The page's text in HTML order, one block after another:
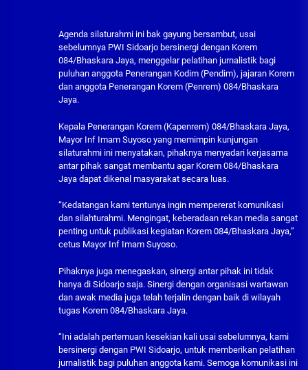
Agenda silaturahmi ini bak gayung bersambut, usai
sebelumnya PWI Sidoarjo bersinergi dengan Korem
084/Bhaskara Jaya, menggelar pelatihan jurnalistik bagi
puluhan anggota Penerangan Kodim (Pendim), jajaran Korem
dan anggota Penerangan Korem (Penrem) 084/Bhaskara
Jaya.
Kepala Penerangan Korem (Kapenrem) 084/Bhaskara Jaya,
Mayor Inf Imam Suyoso yang memimpin kunjungan
silaturahmi ini menyatakan, pihaknya menyadari kerjasama
antar pihak sangat membantu agar Korem 084/Bhaskara
Jaya dapat dikenal masyarakat secara luas.
“Kedatangan kami tentunya ingin mempererat komunikasi
dan silahturahmi. Mengingat, keberadaan rekan media sangat
penting untuk publikasi kegiatan Korem 084/Bhaskara Jaya,”
cetus Mayor Inf Imam Suyoso.
Pihaknya juga menegaskan, sinergi antar pihak ini tidak
hanya di Sidoarjo saja. Sinergi dengan organisasi wartawan
dan awak media juga telah terjalin dengan baik di wilayah
tugas Korem 084/Bhaskara Jaya.
“Ini adalah pertemuan kesekian kali usai sebelumnya, kami
bersinergi dengan PWI Sidoarjo, untuk memberikan pelatihan
jurnalistik bagi puluhan anggota kami. Semoga komunikasi ini